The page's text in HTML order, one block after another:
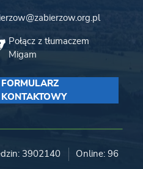
Połącz z tłumaczem
Migam
FORMULARZ
KONTAKTOWY
3902140 Online: 96